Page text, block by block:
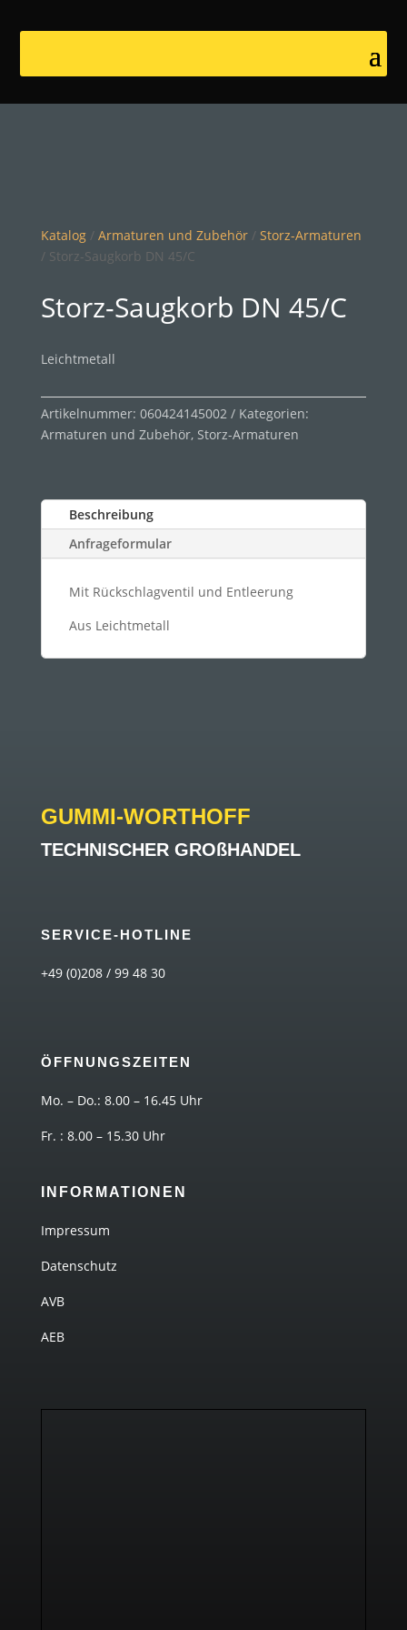
Katalog/ Armaturen und Zubehör/ Storz-Armaturen
/ Storz-Saugkorb DN 45/C
Storz-Saugkorb DN 45/C
Leichtmetall
Artikelnummer: 060424145002
Kategorien:
Armaturen und Zubehör, Storz-Armaturen
Beschreibung
Anfrageformular
Mit Rückschlagventil und Entleerung
Aus Leichtmetall
GUMMI-WORTHOFF
TECHNISCHER GROßHANDEL
SERVICE-HOTLINE
+49 (0)208 / 99 48 30
ÖFFNUNGSZEITEN
Mo. – Do.: 8.00 – 16.45 Uhr
Fr. : 8.00 – 15.30 Uhr
INFORMATIONEN
Impressum
Datenschutz
AVB
AEB